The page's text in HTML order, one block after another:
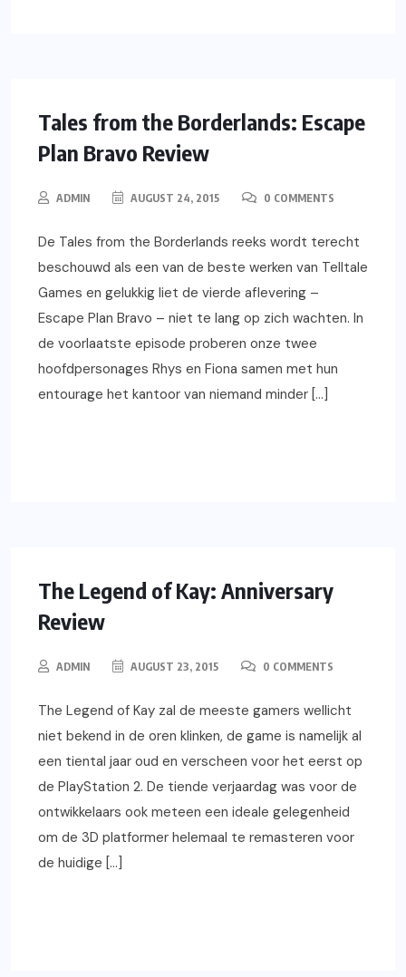
REVIEWS
Tales from the Borderlands: Escape
Plan Bravo Review
ADMIN AUGUST 24, 2015 0 COMMENTS
De Tales from the Borderlands reeks wordt terecht
beschouwd als een van de beste werken van Telltale
Games en gelukkig liet de vierde aflevering –
Escape Plan Bravo – niet te lang op zich wachten. In
de voorlaatste episode proberen onze twee
hoofdpersonages Rhys en Fiona samen met hun
entourage het kantoor van niemand minder […]
The Legend of Kay: Anniversary
Review
ADMIN AUGUST 23, 2015 0 COMMENTS
The Legend of Kay zal de meeste gamers wellicht
niet bekend in de oren klinken, de game is namelijk al
een tiental jaar oud en verscheen voor het eerst op
de PlayStation 2. De tiende verjaardag was voor de
ontwikkelaars ook meteen een ideale gelegenheid
om de 3D platformer helemaal te remasteren voor
de huidige […]